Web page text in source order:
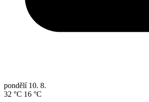
pondělí 10. 8.
32 °C 16 °C